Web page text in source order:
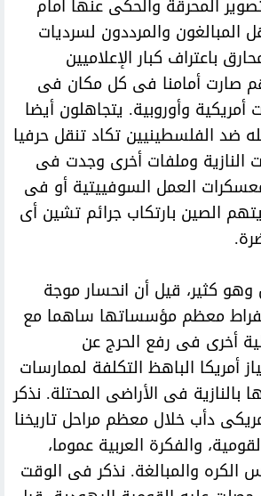
المحرقة والحكى عنها أمام
المبالغون والمرددون لسرديات
باعتراف كبار الإعلاميين
صارت أمامنا فى كل مكان فى
أمريكية وأوروبية. يتجاهلون أيضا
ضد الفلسطينيين تكاد تنقل حرفيا
وملفات أخرى وجدت فى
العمل السوفييتية أو فى
الصين بارتكاب جرائم تشين أى
كثير، قيل أن انحسار موجة
معظم مؤسساتها ساهما مع
أخرى فى رفع الحرج عن
أمريكا الباهظ التكلفة لممارسات
بالنازية فى الأراضى المحتلة. نذكر
دأب خلال معظم مراحل تاريخنا
والفكرة العربية عموما،
والمبالغة. نذكر فى الوقت